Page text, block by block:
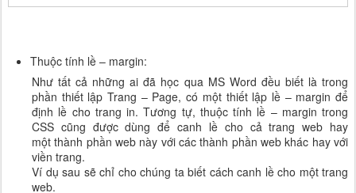
Thuộc tính lề – margin:
Như tất cả những ai đã học qua MS Word đều biết là trong
phần thiết lập Trang – Page, có một thiết lập lề – margin để
định lề cho trang in. Tương tự, thuộc tính lề – margin trong
CSS cũng được dùng để canh lề cho cả trang web hay
một thành phần web này với các thành phần web khác hay với
viền trang.
Ví dụ sau sẽ chỉ cho chúng ta biết cách canh lề cho một trang
web.